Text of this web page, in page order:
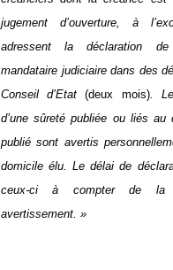
jugement d’ouverture, à
adressent la déclaration
mandataire judiciaire dans des
Conseil d’Etat(deux mois).
d’une sûreté publiée ou liés au
publié sont avertis
domicile élu. Le délai de
ceux-ci à compter de la
avertissement. »